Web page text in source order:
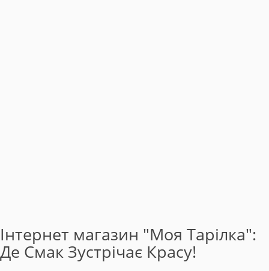
Інтернет магазин "Моя Тарілка":
Де Смак Зустрічає Красу!